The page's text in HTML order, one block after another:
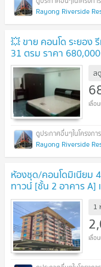
Rayong Riverside
💥 ขาย คอนโด ระยอง
31 ตรม ราคา
ส
Rayong Riverside
ห้องชุด/คอนโดมิเนียม
ทาวน์ [ชั้น 2 อาคาร A]
1